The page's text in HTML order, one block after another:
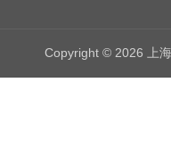
Copyright © 2026 上